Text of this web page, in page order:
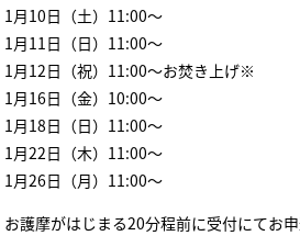
1月10日（土）11:00〜
1月11日（日）11:00〜
1月12日（祝）11:00〜お焚き上げ※
1月16日（金）10:00〜
1月18日（日）11:00〜
1月22日（木）11:00〜
1月26日（月）11:00〜
お護摩がはじまる20分程前に受付にてお